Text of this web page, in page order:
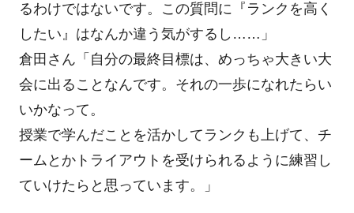
るわけではないです。この質問に『ランクを高く
したい』はなんか違う気がするし……」
倉田さん「自分の最終目標は、めっちゃ大きい大
会に出ることなんです。それの一歩になれたらい
いかなって。
授業で学んだことを活かしてランクも上げて、チ
ームとかトライアウトを受けられるように練習し
ていけたらと思っています。」